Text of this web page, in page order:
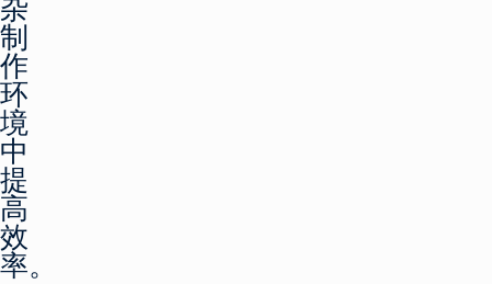
杂
制
作
环
境
中
提
高
效
率。